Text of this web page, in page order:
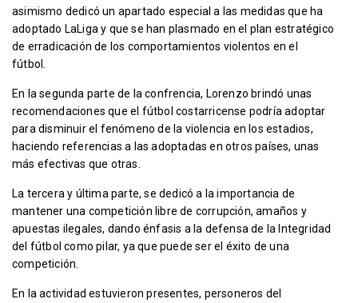
asimismo dedicó un apartado especial a las medidas que ha
adoptado LaLiga y que se han plasmado en el plan estratégico
de erradicación de los comportamientos violentos en el
fútbol.
En la segunda parte de la confrencia, Lorenzo brindó unas
recomendaciones que el fútbol costarricense podría adoptar
para disminuir el fenómeno de la violencia en los estadios,
haciendo referencias a las adoptadas en otros países, unas
más efectivas que otras.
La tercera y última parte, se dedicó a la importancia de
mantener una competición libre de corrupción, amaños y
apuestas ilegales, dando énfasis a la defensa de la Integridad
del fútbol como pilar, ya que puede ser el éxito de una
competición.
En la actividad estuvieron presentes, personeros del